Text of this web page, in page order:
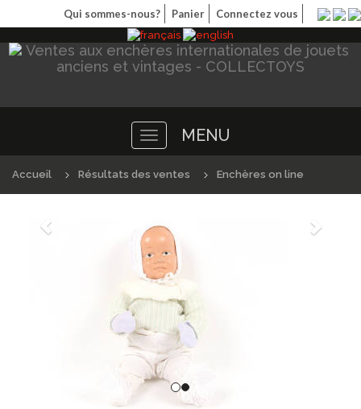
Qui sommes-nous? Panier Connectez vous
Toggle
navigation
MENU
Accueil Résultats des ventes Enchères on line
Précédént